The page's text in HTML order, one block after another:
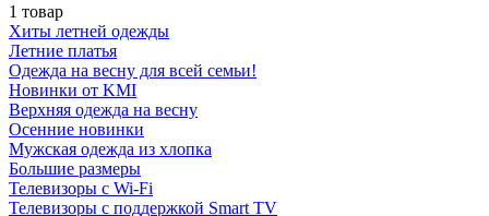
1 товар
Хиты летней одежды
Летние платья
Одежда на весну для всей семьи!
Новинки от KMI
Верхняя одежда на весну
Осенние новинки
Мужская одежда из хлопка
Большие размеры
Телевизоры с Wi-Fi
Телевизоры с поддержкой Smart TV